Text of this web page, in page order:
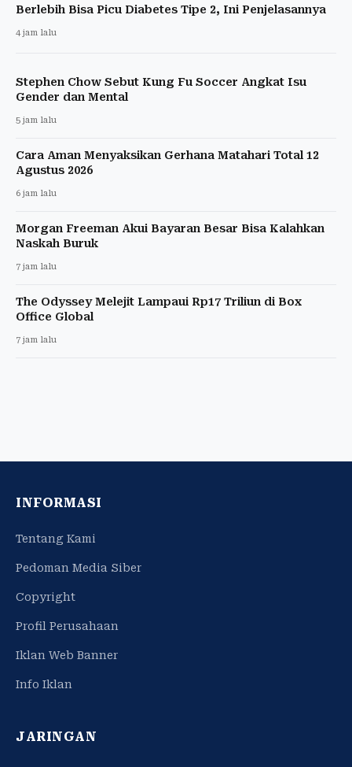
Berlebih Bisa Picu Diabetes Tipe 2, Ini Penjelasannya
4 jam lalu
Stephen Chow Sebut Kung Fu Soccer Angkat Isu
Gender dan Mental
5 jam lalu
Cara Aman Menyaksikan Gerhana Matahari Total 12
Agustus 2026
6 jam lalu
Morgan Freeman Akui Bayaran Besar Bisa Kalahkan
Naskah Buruk
7 jam lalu
The Odyssey Melejit Lampaui Rp17 Triliun di Box
Office Global
7 jam lalu
INFORMASI
Tentang Kami
Pedoman Media Siber
Copyright
Profil Perusahaan
Iklan Web Banner
Info Iklan
JARINGAN